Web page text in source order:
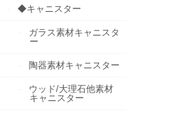
◆キャニスター
ガラス素材キャニスタ
ー
陶器素材キャニスター
ウッド/大理石他素材
キャニスター